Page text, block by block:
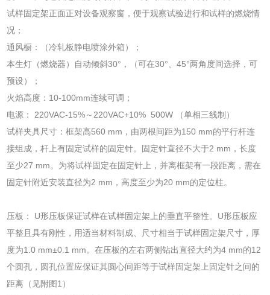
试样固定架正面正对设备观察窗，便于观察试验进行和试样的燃烧情
况；
通风橱：（冷轧板静电喷涂外箱）；
本生灯（燃烧器）自动倾斜30°，（可在30°、45°两角度间选择，可
预设）；
火焰高度：10-100mm连续可调；
电源： 220VAC-15%～220VAC+10% 500W （单相三线制）
试样夹具尺寸：框架高560 mm，由两根间距为150 mm的平行杆连
接组成，杆上有固定试样的固定针。固定针直径不大于2 mm，长度
至少27 mm。为将试样固定在固定针上，并离框架有一段距离，需在
固定针附近安装直径为2 mm，高度至少为20 mm的定位柱。
压板： U形压板保证试样在试样固定架上的垂直平整性。U形压板应
平整且具有刚性，用适当材料制成、尺寸相当于试样固定架尺寸，厚
度为1.0 mm±0.1 mm。在压板的左右两侧钻出直径大约为4 mm的12
个圆孔，圆孔位置应保证其圆心间距等于试样固定架上固定针之间的
距离（见附图1）